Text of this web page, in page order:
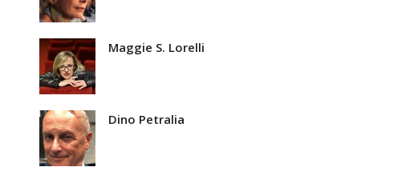
Maggie S. Lorelli
Dino Petralia